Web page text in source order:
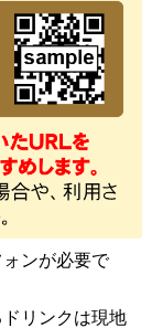
ンが必要で
リンクは現地